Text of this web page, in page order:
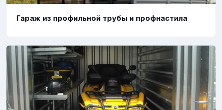
Гараж из профильной трубы и профнастила